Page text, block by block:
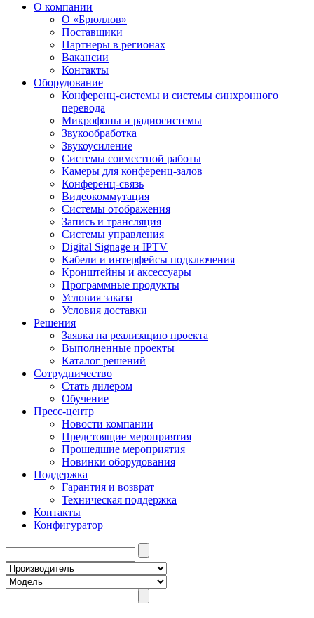
О компании
О «Брюллов»
Поставщики
Партнеры в регионах
Вакансии
Контакты
Оборудование
Конференц-системы и системы синхронного
перевода
Микрофоны и радиосистемы
Звукообработка
Звукоусиление
Системы совместной работы
Камеры для конференц-залов
Конференц-связь
Видеокоммутация
Системы отображения
Запись и трансляция
Системы управления
Digital Signage и IPTV
Кабели и интерфейсы подключения
Кронштейны и аксессуары
Программные продукты
Условия заказа
Условия доставки
Решения
Заявка на реализацию проекта
Выполненные проекты
Каталог решений
Сотрудничество
Стать дилером
Обучение
Пресс-центр
Новости компании
Предстоящие мероприятия
Прошедшие мероприятия
Новинки оборудования
Поддержка
Гарантия и возврат
Техническая поддержка
Контакты
Конфигуратор